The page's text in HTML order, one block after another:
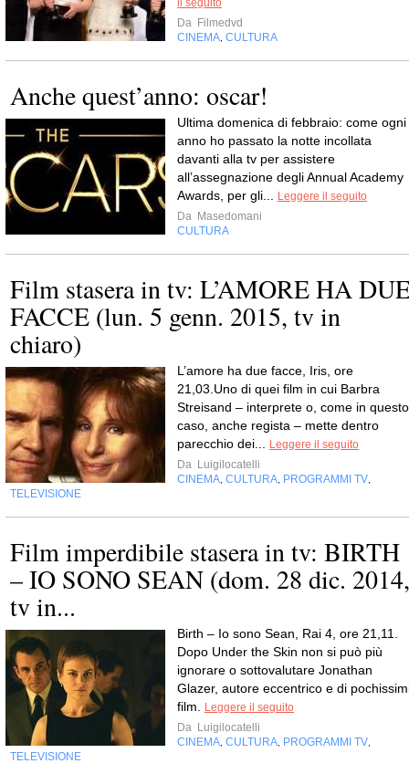
il seguito
Da Filmedvd
CINEMA CULTURA
Anche quest’anno: oscar!
Ultima domenica di febbraio: come ogni
anno ho passato la notte incollata
davanti alla tv per assistere
all’assegnazione degli Annual Academy
Awards, per gli...
Leggere il seguito
Da Masedomani
CULTURA
Film stasera in tv: L’AMORE HA
FACCE (lun. 5 genn. 2015, tv in
chiaro)
L’amore ha due facce, Iris, ore
21,03.Uno di quei film in cui Barbra
Streisand – interprete o, come in questo
caso, anche regista – mette dentro
parecchio dei...
Leggere il seguito
Da Luigilocatelli
CINEMA CULTURA PROGRAMMI TV
TELEVISIONE
Film imperdibile stasera in tv: BIRTH
– IO SONO SEAN (dom. 28 dic. 2014,
tv in...
Birth – Io sono Sean, Rai 4, ore 21,11.
Dopo Under the Skin non si può più
ignorare o sottovalutare Jonathan
Glazer, autore eccentrico e di
film.
Leggere il seguito
Da Luigilocatelli
CINEMA CULTURA PROGRAMMI TV
TELEVISIONE